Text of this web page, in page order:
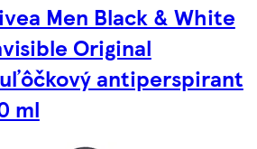
Men Black & White
Original
antiperspirant
ml